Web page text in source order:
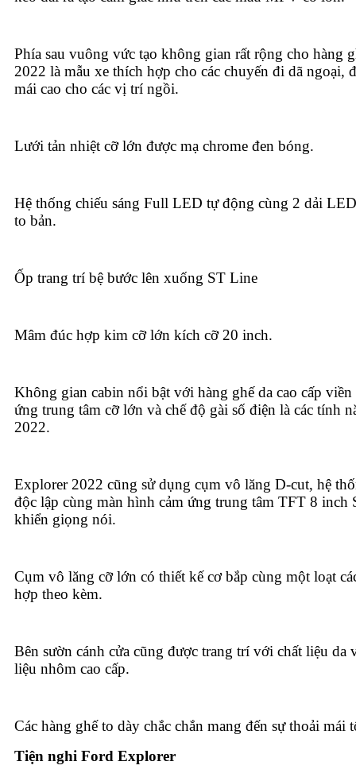
Phía sau vuông vức tạo không gian rất rộng cho hàng
2022 là mẫu xe thích hợp cho các chuyến đi dã ngoại,
mái cao cho các vị trí ngồi.
Lưới tản nhiệt cỡ lớn được mạ chrome đen bóng.
Hệ thống chiếu sáng Full LED tự động cùng 2 dải
to bản.
Ốp trang trí bệ bước lên xuống ST Line
Mâm đúc hợp kim cỡ lớn kích cỡ 20 inch.
Không gian cabin nổi bật với hàng ghế da cao cấp
ứng trung tâm cỡ lớn và chế độ gài số điện là các tính
2022.
Explorer 2022 cũng sử dụng cụm vô lăng D-cut, hệ
độc lập cùng màn hình cảm ứng trung tâm TFT 8
khiển giọng nói.
Cụm vô lăng cỡ lớn có thiết kế cơ bắp cùng một loạt
hợp theo kèm.
Bên sườn cánh cửa cũng được trang trí với chất liệu da
liệu nhôm cao cấp.
Các hàng ghế to dày chắc chắn mang đến sự thoải
Tiện nghi Ford Explorer